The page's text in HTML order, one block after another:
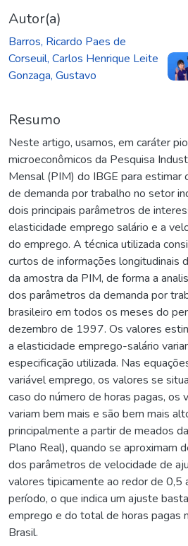
Autor(a)
Barros, Ricardo Paes de
Corseuil, Carlos Henrique Leite
Gonzaga, Gustavo
Resumo
Neste artigo, usamos, em caráter
microeconômicos da Pesquisa
Mensal (PIM) do IBGE para estimar
de demanda por trabalho no setor
dois principais parâmetros de
elasticidade emprego salário e a
do emprego. A técnica utilizada
curtos de informações longitudinais
da amostra da PIM, de forma a
dos parâmetros da demanda por
brasileiro em todos os meses do
dezembro de 1997. Os valores
a elasticidade emprego-salário
especificação utilizada. Nas
variável emprego, os valores se
caso do número de horas pagas, os
variam bem mais e são bem mais
principalmente a partir de meados
Plano Real), quando se aproximam
dos parâmetros de velocidade de
valores tipicamente ao redor de 0,5
período, o que indica um ajuste
emprego e do total de horas pagas
Brasil.